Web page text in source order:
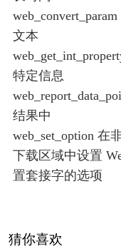
文本
特定信息
结果中
web_set_option 在
下载区域中设置
置套接字的选项
猜你喜欢